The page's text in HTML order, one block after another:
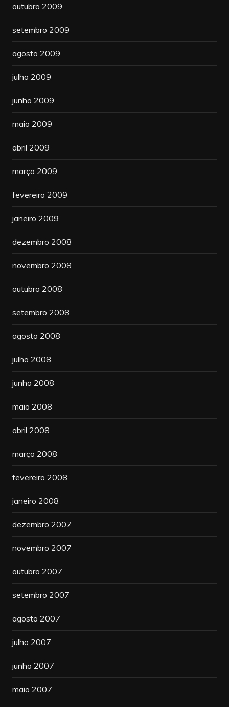
outubro 2009
setembro 2009
agosto 2009
julho 2009
junho 2009
maio 2009
abril 2009
março 2009
fevereiro 2009
janeiro 2009
dezembro 2008
novembro 2008
outubro 2008
setembro 2008
agosto 2008
julho 2008
junho 2008
maio 2008
abril 2008
março 2008
fevereiro 2008
janeiro 2008
dezembro 2007
novembro 2007
outubro 2007
setembro 2007
agosto 2007
julho 2007
junho 2007
maio 2007